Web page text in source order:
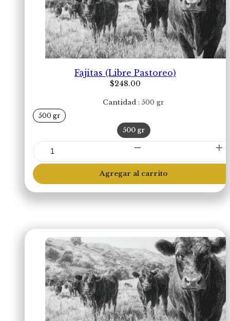
Fajitas (Libre Pastoreo)
$248.00
Cantidad 500 gr
500 gr
500 gr
Fajitas
(Libre
Pastoreo)
cantidad
Agregar al carrito